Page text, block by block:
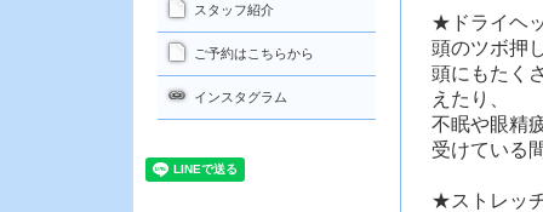
★ドライヘ
頭のツボ押
頭にもたく
えたり、
不眠や眼精
受けている
★ストレッ
スタッフ紹介
ご予約はこちらから
インスタグラム